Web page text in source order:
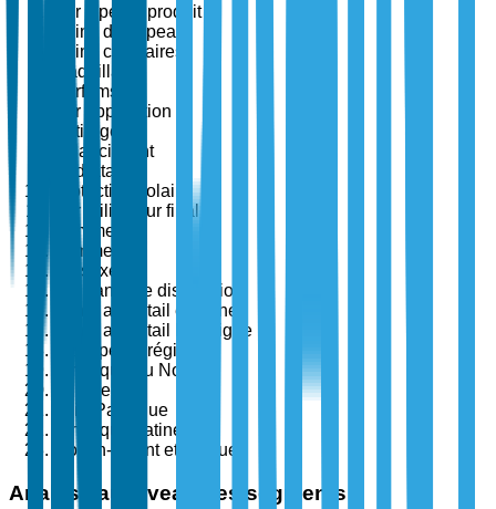
Par type de produit
Soins de la peau
Soins capillaires
Maquillage
Parfums
Par application
Anti-âge
Éclaircissant
Hydratant
Protection solaire
Par utilisateur final
Hommes
Femmes
Unisexe
Par canal de distribution
Vente au détail en ligne
Vente au détail hors ligne
Par type de région
Amérique du Nord
Europe
Asie-Pacifique
Amérique Latine
Moyen-Orient et Afrique
Analyse au niveau des segments